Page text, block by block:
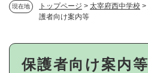
現在地 トップページ > 太宰府西中学校 >
護者向け案内等
本
保護者向け案内等